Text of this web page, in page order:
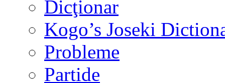
Dicţionar
Kogo’s Joseki
Probleme
Partide